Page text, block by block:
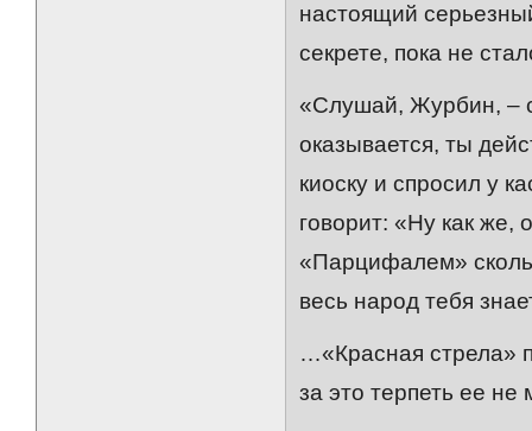
настоящий
секрете, пока не
«Слушай, Журбин, –
оказывается, ты
киоску и спросил у
говорит: «Ну как же,
«Парцифалем»
весь народ тебя
…«Красная стрела»
за это терпеть ее не